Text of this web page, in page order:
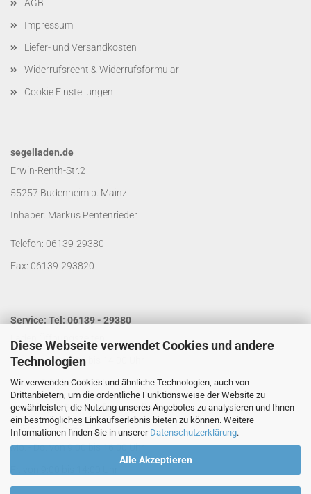
Diese Webseite verwendet Cookies und andere
Technologien
Wir verwenden Cookies und ähnliche Technologien, auch von
Drittanbietern, um die ordentliche Funktionsweise der Website zu
gewährleisten, die Nutzung unseres Angebotes zu analysieren und Ihnen
ein bestmögliches Einkaufserlebnis bieten zu können. Weitere
Informationen finden Sie in unserer Datenschutzerklärung.
Alle Akzeptieren
AGB
Impressum
Liefer- und Versandkosten
Widerrufsrecht & Widerrufsformular
Cookie Einstellungen
segelladen.de
Erwin-Renth-Str.2
55257 Budenheim b. Mainz
Inhaber: Markus Pentenrieder
Telefon: 06139-29380
Fax: 06139-293820
Service: Tel: 06139 - 29380
Laden Öffnungszeiten:
Mo. - Do. von 9:00 bis 14:00 Uhr
Fr. von 9:00 bis 13:00 Uhr
Kontakt per Email:info@segelladen.de
Telefon Servicezeiten:
Mo. - Do. von 9:00 bis 16:00 Uhr